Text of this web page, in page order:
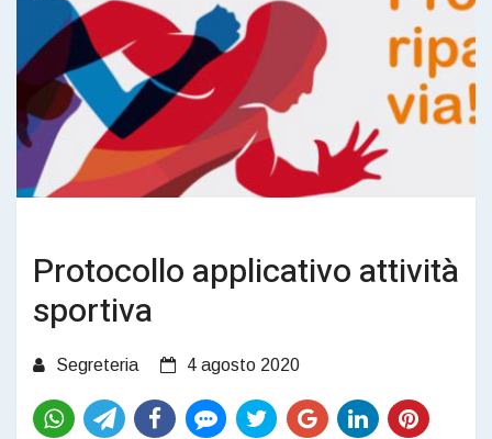
Protocollo applicativo attività
sportiva
Segreteria 4 agosto 2020